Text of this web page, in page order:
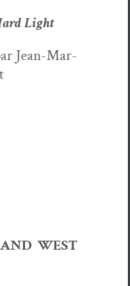
Light
Jean-Mar­
WEST